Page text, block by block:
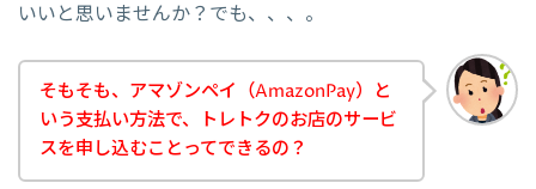
いいと思いませんか？でも、、、。
そもそも、アマゾンペイ（AmazonPay）と
いう支払い方法で、トレトクのお店のサービ
スを申し込むことってできるの？